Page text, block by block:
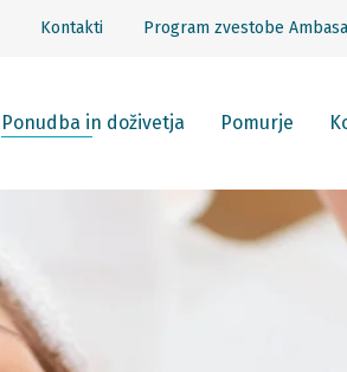
Kontakti Program zvestobe
Ponudba in doživetja Pomurje